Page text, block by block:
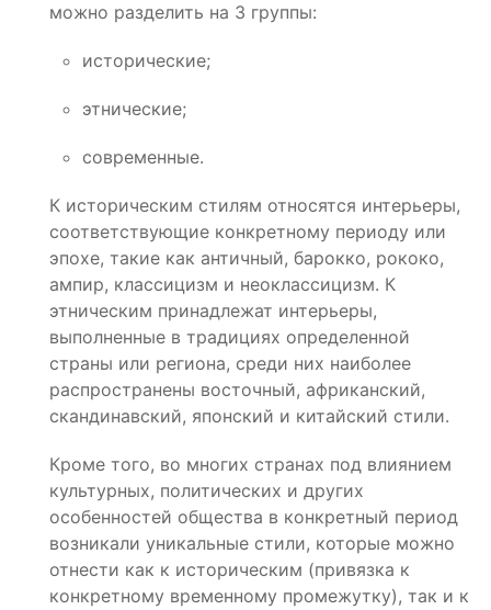
можно разделить на 3 группы:
исторические;
этнические;
современные.
К историческим стилям относятся интерьеры,
соответствующие конкретному периоду или
эпохе, такие как античный, барокко, рококо,
ампир, классицизм и неоклассицизм. К
этническим принадлежат интерьеры,
выполненные в традициях определенной
страны или региона, среди них наиболее
распространены восточный, африканский,
скандинавский, японский и китайский стили.
Кроме того, во многих странах под влиянием
культурных, политических и других
особенностей общества в конкретный период
возникали уникальные стили, которые можно
отнести как к историческим (привязка к
конкретному временному промежутку), так и к